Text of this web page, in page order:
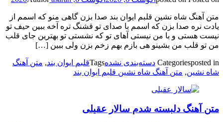
متن آهنگ شاه نشین قلبم ایوان بند صدا بزن گاهی منو که اسمم از
یادت نره صدا بزن که اسمم با صدای تو قشنگ تره آخه ببین حیف تو
نیست هستی و با من نیستی آهای تو که نشستی تو بهترین جای قلب
من تو قلب من بشینو هی بازم بهم زخم بزن ولی ببین […]
Categoriesposted in دسته‌بندی نشدهTagsقلبم ایوان بند, متن آهنگ
شاه نشین, متن آهنگ شاه نشین قلبم ایوان بند
متن آهنگ دلبسته شدم سالار عقیلی